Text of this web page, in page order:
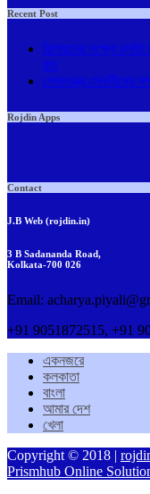
Recent Post
শিল্পায়নের লক্ষ্যে
রায়
লোকতন্ত্র সেনানীদের
Rojdin Apps
Contact
J.B Web (rojdin.in)
3 B Sadananda Road,
Kolkata-700 026
Email:
+91 9051872515, +91
একনজরে
কলকাতা
বাংলা
আমার দেশ
খেলা
Copyright © 2018 |
Prismhub Online